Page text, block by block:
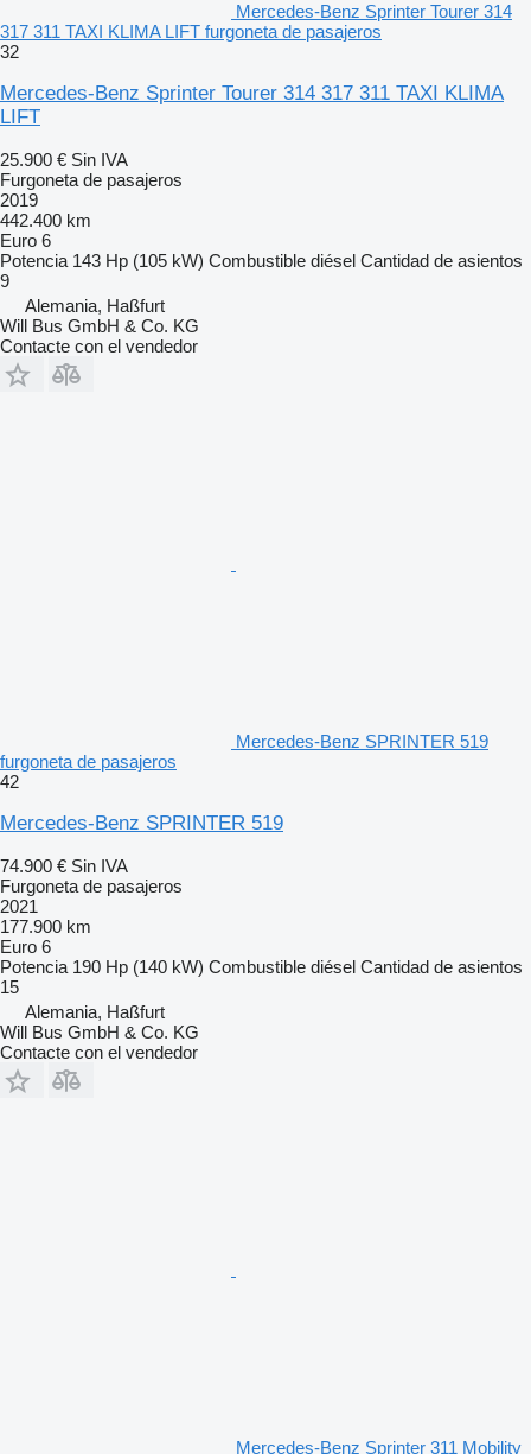
Mercedes-Benz Sprinter Tourer 314
317 311 TAXI KLIMA LIFT furgoneta de pasajeros
32
Mercedes-Benz Sprinter Tourer 314 317 311 TAXI KLIMA
LIFT
25.900 € Sin IVA
Furgoneta de pasajeros
2019
442.400 km
Euro 6
Potencia 143 Hp (105 kW) Combustible diésel Cantidad de asientos
9
Alemania, Haßfurt
Will Bus GmbH & Co. KG
Contacte con el vendedor
Mercedes-Benz SPRINTER 519
furgoneta de pasajeros
42
Mercedes-Benz SPRINTER 519
74.900 € Sin IVA
Furgoneta de pasajeros
2021
177.900 km
Euro 6
Potencia 190 Hp (140 kW) Combustible diésel Cantidad de asientos
15
Alemania, Haßfurt
Will Bus GmbH & Co. KG
Contacte con el vendedor
Mercedes-Benz Sprinter 311 Mobility